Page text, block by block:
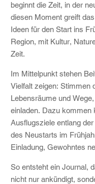
beginnt die Zeit, in der
diesen Moment greift
Ideen für den Start ins
Region, mit Kultur,
Zeit.
Im Mittelpunkt stehen
Vielfalt zeigen: Stimmen
Lebensräume und
einladen. Dazu kommen
Ausflugsziele entlang
des Neustarts im
Einladung, Gewohntes
So entsteht ein Journal,
nicht nur ankündigt,